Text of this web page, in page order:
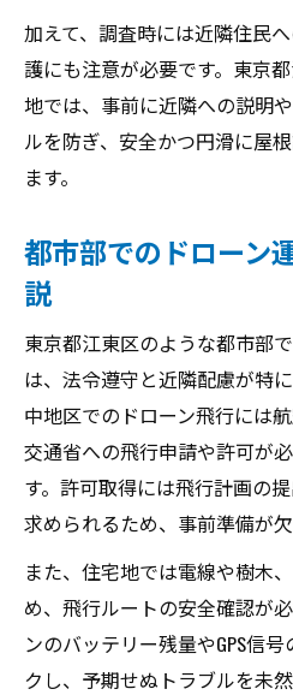
加えて、調査時には近隣住民
護にも注意が必要です。東京
地では、事前に近隣への説明
ルを防ぎ、安全かつ円滑に屋
ます。
都市部でのドローン
説
東京都江東区のような都市部
は、法令遵守と近隣配慮が特
中地区でのドローン飛行には
交通省への飛行申請や許可が
す。許可取得には飛行計画の
求められるため、事前準備が欠
また、住宅地では電線や樹木
め、飛行ルートの安全確認が
ンのバッテリー残量やGPS信
クし、予期せぬトラブルを未